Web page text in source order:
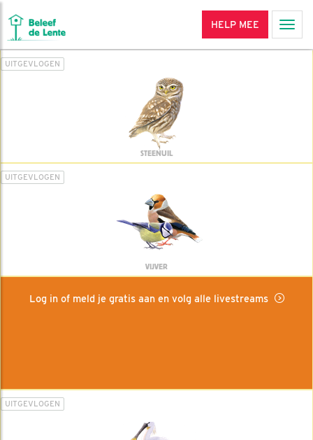
HELP MEE
UITGEVLOGEN
STEENUIL
UITGEVLOGEN
VIJVER
Log in of meld je gratis aan en volg alle livestreams
UITGEVLOGEN